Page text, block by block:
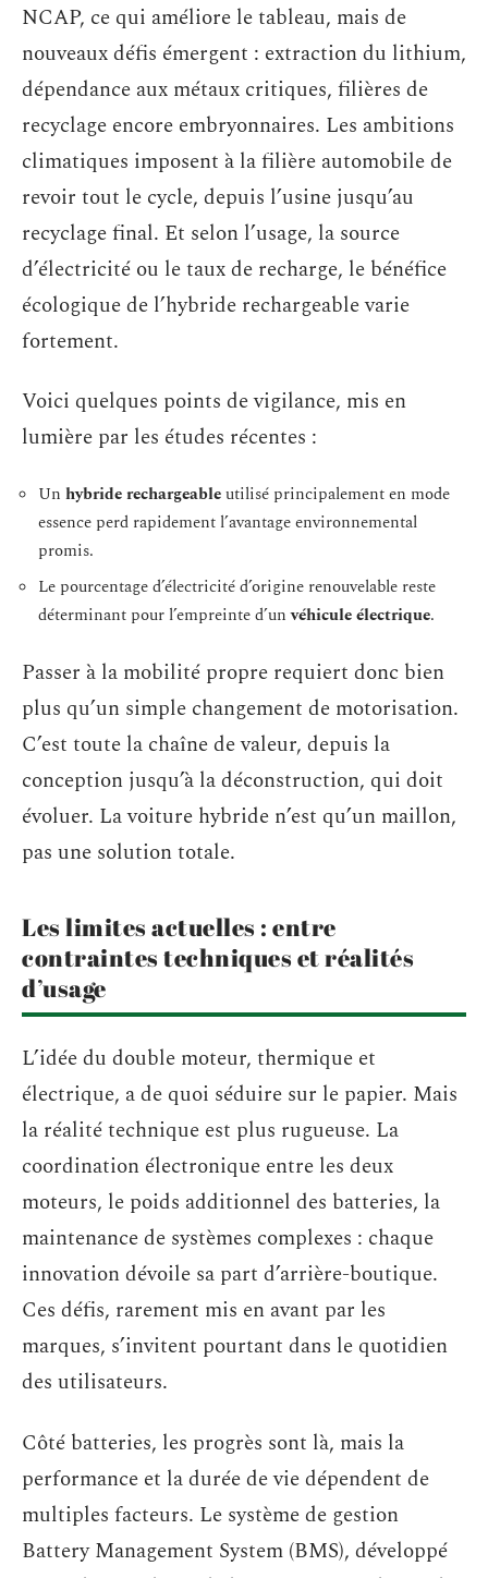
NCAP, ce qui améliore le tableau, mais de
nouveaux défis émergent : extraction du lithium,
dépendance aux métaux critiques, filières de
recyclage encore embryonnaires. Les ambitions
climatiques imposent à la filière automobile de
revoir tout le cycle, depuis l’usine jusqu’au
recyclage final. Et selon l’usage, la source
d’électricité ou le taux de recharge, le bénéfice
écologique de l’hybride rechargeable varie
fortement.
Voici quelques points de vigilance, mis en
lumière par les études récentes :
Un hybride rechargeableutilisé principalement en mode
essence perd rapidement l’avantage environnemental
promis.
Le pourcentage d’électricité d’origine renouvelable reste
déterminant pour l’empreinte d’unvéhicule électrique.
Passer à la mobilité propre requiert donc bien
plus qu’un simple changement de motorisation.
C’est toute la chaîne de valeur, depuis la
conception jusqu’à la déconstruction, qui doit
évoluer. La voiture hybride n’est qu’un maillon,
pas une solution totale.
Les limites actuelles : entre
contraintes techniques et réalités
d’usage
L’idée du double moteur, thermique et
électrique, a de quoi séduire sur le papier. Mais
la réalité technique est plus rugueuse. La
coordination électronique entre les deux
moteurs, le poids additionnel des batteries, la
maintenance de systèmes complexes : chaque
innovation dévoile sa part d’arrière-boutique.
Ces défis, rarement mis en avant par les
marques, s’invitent pourtant dans le quotidien
des utilisateurs.
Côté batteries, les progrès sont là, mais la
performance et la durée de vie dépendent de
multiples facteurs. Le système de gestion
Battery Management System (BMS), développé